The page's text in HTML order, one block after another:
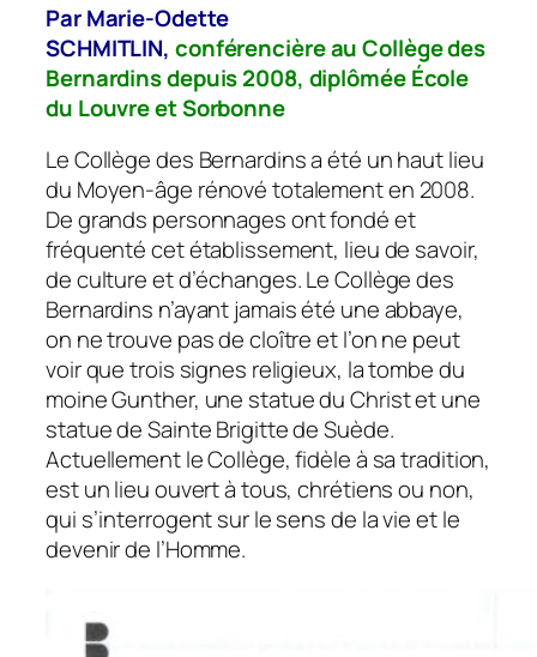
Par Marie-Odette
SCHMITLIN, conférencière au Collège des
Bernardins depuis 2008, diplômée École
du Louvre et Sorbonne
Le Collège des Bernardins a été un haut lieu
du Moyen-âge rénové totalement en 2008.
De grands personnages ont fondé et
fréquenté cet établissement, lieu de savoir,
de culture et d’échanges. Le Collège des
Bernardins n’ayant jamais été une abbaye,
on ne trouve pas de cloître et l’on ne peut
voir que trois signes religieux, la tombe du
moine Gunther, une statue du Christ et une
statue de Sainte Brigitte de Suède.
Actuellement le Collège, fidèle à sa tradition,
est un lieu ouvert à tous, chrétiens ou non,
qui s’interrogent sur le sens de la vie et le
devenir de l’Homme.